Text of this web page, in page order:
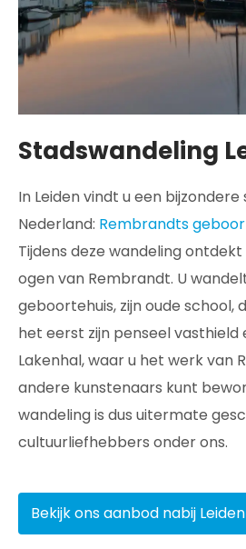
Stadswandeling
In Leiden vindt u een
Nederland: Rembrandts
Tijdens deze wandeling
ogen van Rembrandt. U
geboortehuis, zijn oude school,
het eerst zijn penseel vasthield
Lakenhal, waar u het werk van
andere kunstenaars kunt
wandeling is dus uitermate
cultuurliefhebbers onder ons.
Bekijk ons aanbod nabij Leiden